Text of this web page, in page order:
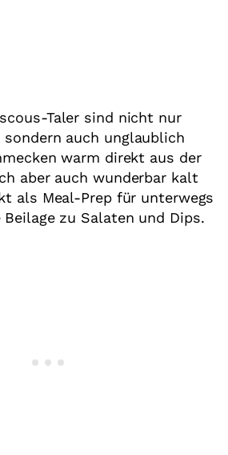
Taler sind nicht nur
auch unglaublich
warm direkt aus der
aber auch wunderbar kalt
als Meal-Prep für unterwegs
zu Salaten und Dips.